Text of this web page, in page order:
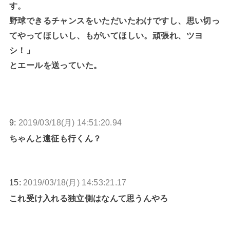
す。
野球できるチャンスをいただいたわけですし、思い切っ
てやってほしいし、もがいてほしい。頑張れ、ツヨ
シ！」
とエールを送っていた。
9: 2019/03/18(月) 14:51:20.94
ちゃんと遠征も行くん？
15: 2019/03/18(月) 14:53:21.17
これ受け入れる独立側はなんて思うんやろ